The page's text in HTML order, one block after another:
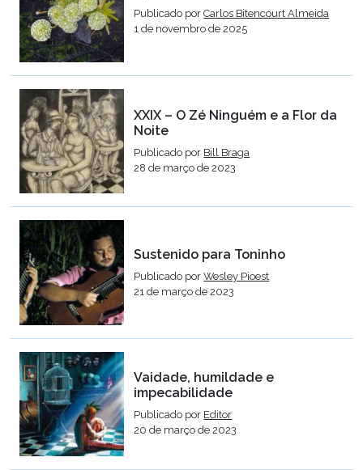
Publicado porCarlos Bitencourt Almeida
1 de novembro de 2025
XXIX – O Zé Ninguém e a Flor da
Noite
Publicado por Bill Braga
28 de março de 2023
Sustenido para Toninho
Publicado porWesley Pioest
21 de março de 2023
Vaidade, humildade e
impecabilidade
Publicado por Editor
20 de março de 2023